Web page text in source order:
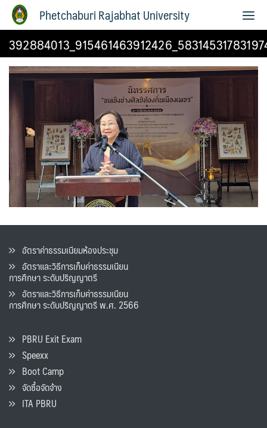
Phetchaburi Rajabhat University
อัตราค่าธรรมเนียมห้องประชุม
อัตราและวิธีการเก็บค่าธรรมเนียน
การศึกษา ระดับปริญญาตรี
อัตราและวิธีการเก็บค่าธรรมเนียน
การศึกษา ระดับปริญญาตรี พ.ศ. 2566
PBRU Exit Exam
Speexx
Boot Camp
จัดซื้อจัดจ้าง
ITA PBRU